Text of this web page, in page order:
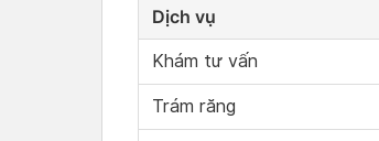
Dịch vụ
Khám tư vấn
Trám răng